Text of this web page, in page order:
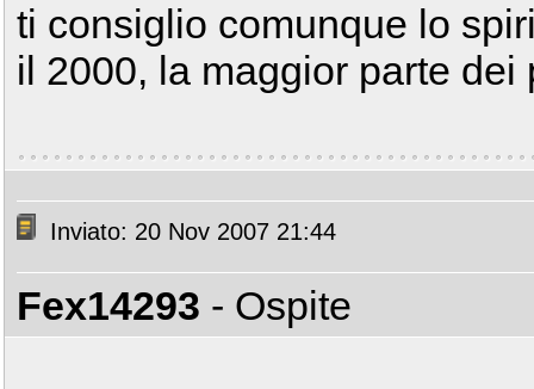
ti consiglio comunque lo
il 2000, la maggior parte
Inviato: 20 Nov 2007 21:44
Fex14293 - Ospite